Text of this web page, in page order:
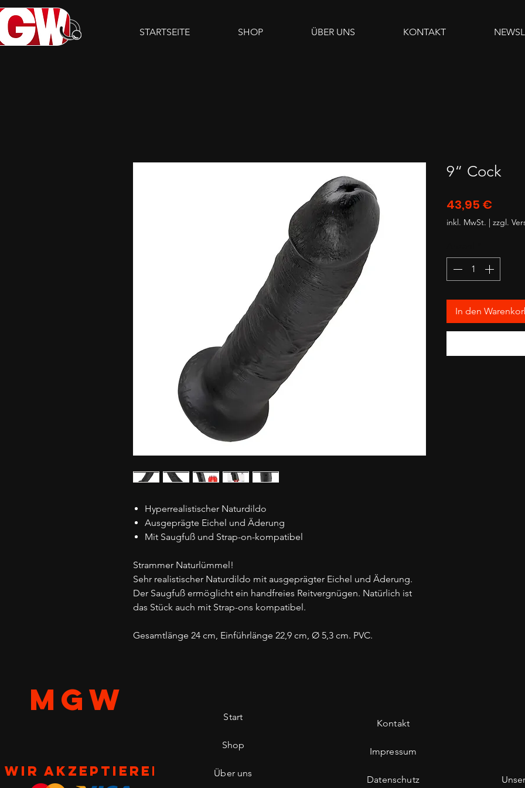
STARTSEITE SHOP ÜBER UNS KONTAKT
Hyperrealistischer Naturdildo
Ausgeprägte Eichel und Äderung
Mit Saugfuß und Strap-on-kompatibel
Strammer Naturlümmel!
Sehr realistischer Naturdildo mit ausgeprägter Eichel und Äderung.
Der Saugfuß ermöglicht ein handfreies Reitvergnügen. Natürlich ist
das Stück auch mit Strap-ons kompatibel.
Gesamtlänge 24 cm, Einführlänge 22,9 cm, Ø 5,3 cm. PVC.
9“ Cock
43,95 €
inkl. MwSt. | zzgl.
In den
MGW
Wir akzeptieren
Start
Shop
Über uns
Kontakt
Impressum
Datenschutz